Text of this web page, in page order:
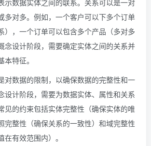
示数据实体之间的联系。关系可以是一对
多对多。例如，一个客户可以下多个订单
），一个订单可以包含多个产品（多对多
念设计阶段，需要确定实体之间的关系并
特征。
对数据的限制，以确保数据的完整性和一
设计阶段，需要为数据实体、属性和关系
见的约束包括实体完整性（确保实体的唯
完整性（确保关系的一致性）和域完整性
在有效范围内）。